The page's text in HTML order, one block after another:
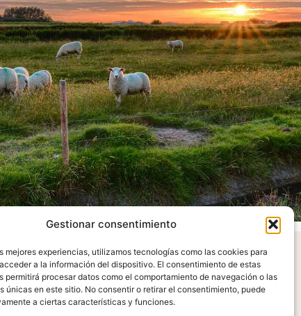
Gestionar consentimiento
mejores experiencias, utilizamos tecnologías como las cookies para
a la información del dispositivo. El consentimiento de estas
permitirá procesar datos como el comportamiento de navegación o las
únicas en este sitio. No consentir o retirar el consentimiento, puede
a ciertas características y funciones.